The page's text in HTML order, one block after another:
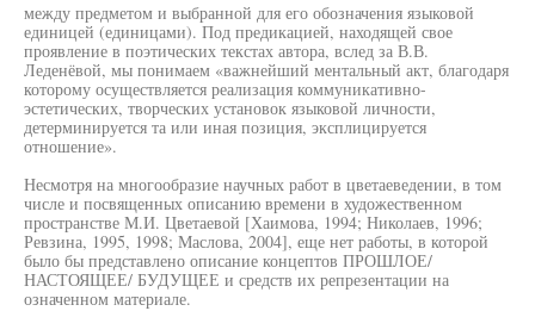
между предметом и выбранной для его обозначения языковой
единицей (единицами). Под предикацией, находящей свое
проявление в поэтических текстах автора, вслед за В.В.
Леденёвой, мы понимаем «важнейший ментальный акт, благодаря
которому осуществляется реализация коммуникативно-
эстетических, творческих установок языковой личности,
детерминируется та или иная позиция, эксплицируется
отношение».
Несмотря на многообразие научных работ в цветаеведении, в том
числе и посвященных описанию времени в художественном
пространстве М.И. Цветаевой [Хаимова, 1994; Николаев, 1996;
Ревзина, 1995, 1998; Маслова, 2004], еще нет работы, в которой
было бы представлено описание концептов ПРОШЛОЕ/
НАСТОЯЩЕЕ/ БУДУЩЕЕ и средств их репрезентации на
означенном материале.